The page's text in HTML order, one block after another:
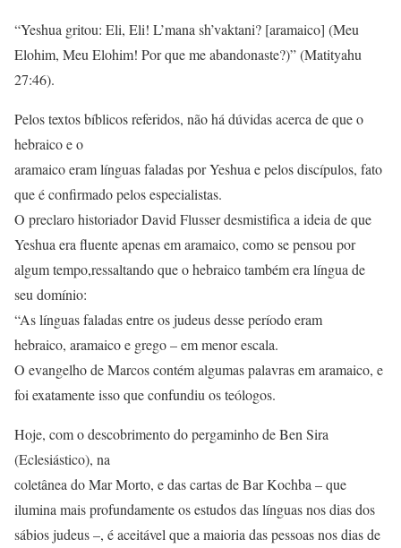
“Yeshua gritou: Eli, Eli! L’mana sh’vaktani? [aramaico] (Meu
Elohim, Meu Elohim! Por que me abandonaste?)” (Matityahu
27:46).
Pelos textos bíblicos referidos, não há dúvidas acerca de que o
hebraico e o
aramaico eram línguas faladas por Yeshua e pelos discípulos, fato
que é confirmado pelos especialistas.
O preclaro historiador David Flusser desmistifica a ideia de que
Yeshua era fluente apenas em aramaico, como se pensou por
algum tempo,ressaltando que o hebraico também era língua de
seu domínio:
“As línguas faladas entre os judeus desse período eram
hebraico, aramaico e grego – em menor escala.
O evangelho de Marcos contém algumas palavras em aramaico, e
foi exatamente isso que confundiu os teólogos.
Hoje, com o descobrimento do pergaminho de Ben Sira
(Eclesiástico), na
coletânea do Mar Morto, e das cartas de Bar Kochba – que
ilumina mais profundamente os estudos das línguas nos dias dos
sábios judeus –, é aceitável que a maioria das pessoas nos dias de